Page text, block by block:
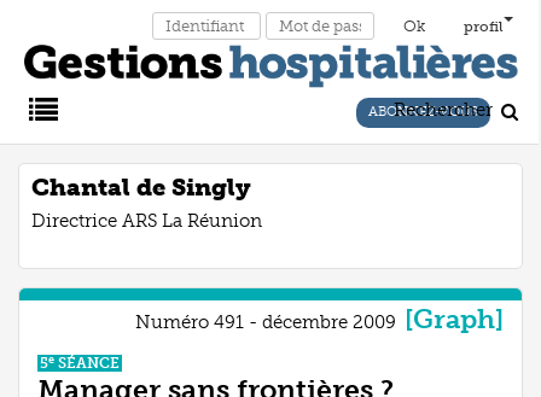
profil
Main
Menu
ABONNEZ-VOUS
Rechercher
Chantal de Singly
Directrice ARS La Réunion
Numéro 491 - décembre 2009 [Graph]
5e SÉANCE
Manager sans frontières ?